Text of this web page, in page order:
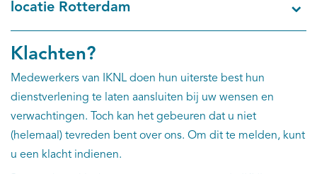
locatie Rotterdam
Klachten?
Medewerkers van IKNL doen hun uiterste best hun
dienstverlening te laten aansluiten bij uw wensen en
verwachtingen. Toch kan het gebeuren dat u niet
(helemaal) tevreden bent over ons. Om dit te melden, kunt
u een klacht indienen.